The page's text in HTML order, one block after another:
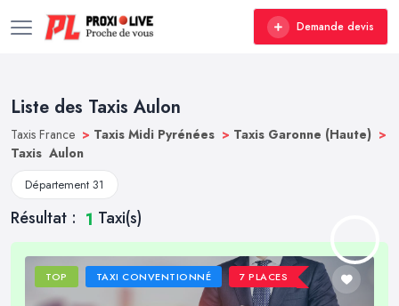
Demande devis
Liste des Taxis Aulon
Taxis France > Taxis Midi Pyrénées > Taxis Garonne (Haute) >
Taxis Aulon
Département 31
Résultat : 1 Taxi(s)
TOP TAXI CONVENTIONNÉ 7 PLACES